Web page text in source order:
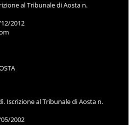
al Tribunale di Aosta n.
2012
Iscrizione al Tribunale di Aosta n.
2002